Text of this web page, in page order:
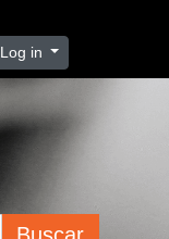
Log in